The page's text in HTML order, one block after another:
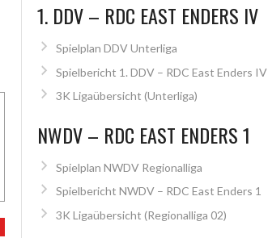
1. DDV – RDC EAST ENDERS IV
Spielplan DDV Unterliga
Spielbericht 1. DDV – RDC East Enders IV
3K Ligaübersicht (Unterliga)
NWDV – RDC EAST ENDERS 1
Spielplan NWDV Regionalliga
Spielbericht NWDV – RDC East Enders 1
3K Ligaübersicht (Regionalliga 02)